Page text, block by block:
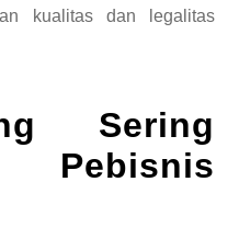
kualitas dan legalitas
Sering